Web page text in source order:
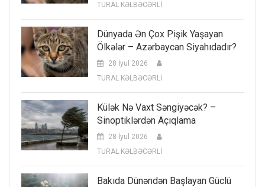
TURAL KƏLBƏCƏRLİ
Dünyada Ən Çox Pişik Yaşayan
Ölkələr – Azərbaycan Siyahıdadır?
28 İyul 2026
TURAL KƏLBƏCƏRLİ
Külək Nə Vaxt Səngiyəcək? –
Sinoptiklərdən Açıqlama
28 İyul 2026
TURAL KƏLBƏCƏRLİ
Bakıda Dünəndən Başlayan Güclü